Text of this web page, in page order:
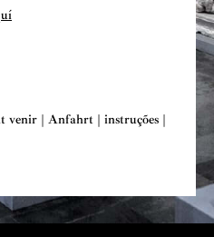
venir | Anfahrt | instruções |